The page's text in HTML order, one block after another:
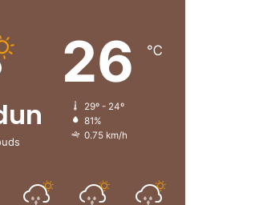
26 ℃
29º - 24º
81%
0.75 km/h